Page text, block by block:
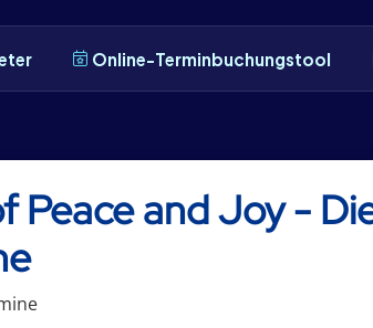
Online-Terminbuchungstool
Peace and Joy -
e